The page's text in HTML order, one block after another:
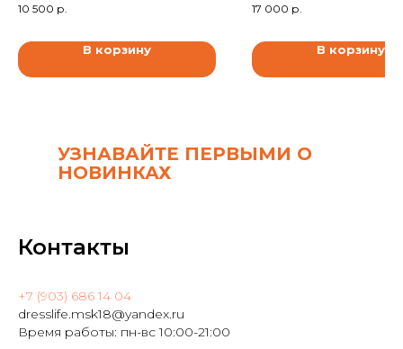
10 500 р.
В корзину
17 000 р.
В корзину
УЗНАВАЙТЕ ПЕРВЫМИ О
НОВИНКАХ
Контакты
+7 (903) 686 14 04
dresslife.msk18@yandex.ru
Время работы: пн-вс 10:00-21:00